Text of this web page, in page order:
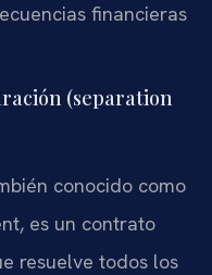
financieras
(separation
conocido como
es un contrato
resuelve todos los